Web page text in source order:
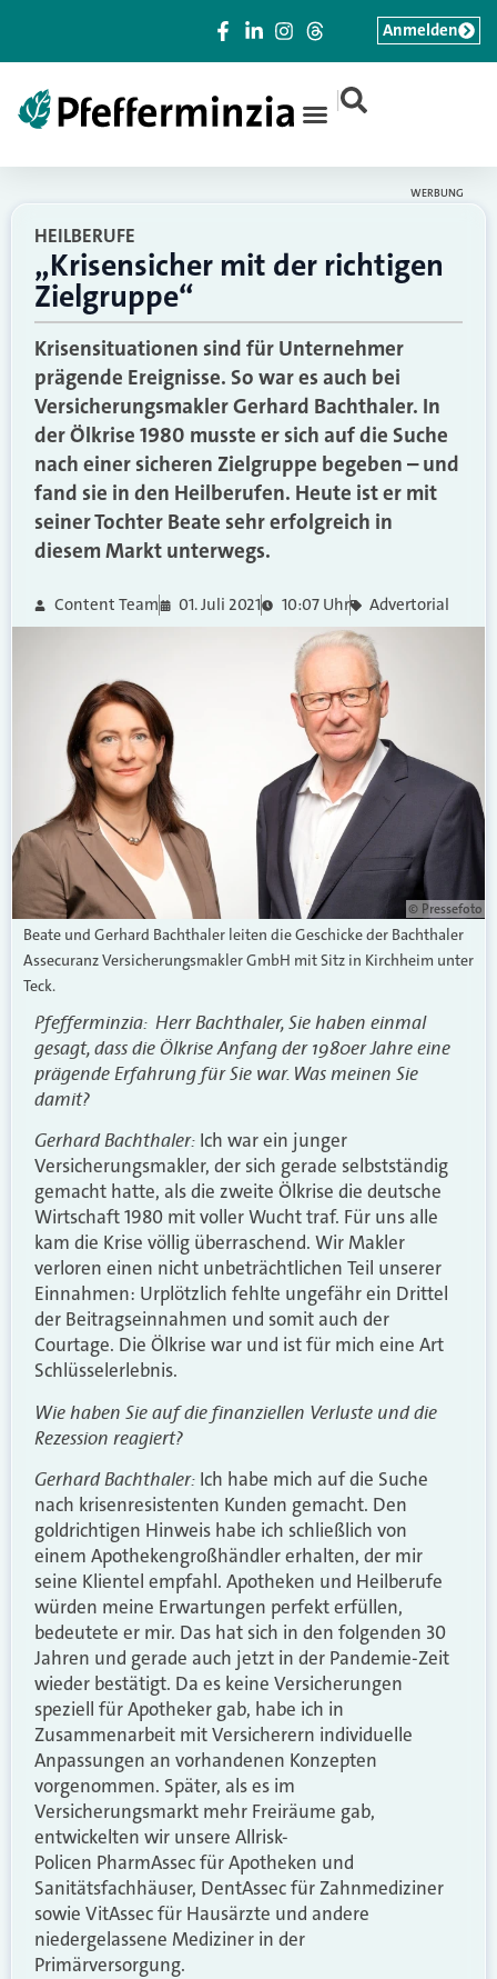
|
Anmelden
WERBUNG
HEILBERUFE
„Krisensicher mit der richtigen
Zielgruppe“
Krisensituationen sind für Unternehmer
prägende Ereignisse. So war es auch bei
Versicherungsmakler Gerhard Bachthaler. In
der Ölkrise 1980 musste er sich auf die Suche
nach einer sicheren Zielgruppe begeben – und
fand sie in den Heilberufen. Heute ist er mit
seiner Tochter Beate sehr erfolgreich in
diesem Markt unterwegs.
Content Team 01. Juli 2021 10:07 Uhr Advertorial
© Pressefoto
Beate und Gerhard Bachthaler leiten die Geschicke der Bachthaler
Assecuranz Versicherungsmakler GmbH mit Sitz in Kirchheim unter
Teck.
Pfefferminzia: Herr Bachthaler, Sie haben einmal
gesagt, dass die Ölkrise Anfang der 1980er Jahre eine
prägende Erfahrung für Sie war. Was meinen Sie
damit?
Gerhard Bachthaler: Ich war ein junger
Versicherungsmakler, der sich gerade selbstständig
gemacht hatte, als die zweite Ölkrise die deutsche
Wirtschaft 1980 mit voller Wucht traf. Für uns alle
kam die Krise völlig überraschend. Wir Makler
verloren einen nicht unbeträchtlichen Teil unserer
Einnahmen: Urplötzlich fehlte ungefähr ein Drittel
der Beitragseinnahmen und somit auch der
Courtage. Die Ölkrise war und ist für mich eine Art
Schlüsselerlebnis.
Wie haben Sie auf die finanziellen Verluste und die
Rezession reagiert?
Gerhard Bachthaler: Ich habe mich auf die Suche
nach krisenresistenten Kunden gemacht. Den
goldrichtigen Hinweis habe ich schließlich von
einem Apothekengroßhändler erhalten, der mir
seine Klientel empfahl. Apotheken und Heilberufe
würden meine Erwartungen perfekt erfüllen,
bedeutete er mir. Das hat sich in den folgenden 30
Jahren und gerade auch jetzt in der Pandemie-Zeit
wieder bestätigt. Da es keine Versicherungen
speziell für Apotheker gab, habe ich in
Zusammenarbeit mit Versicherern individuelle
Anpassungen an vorhandenen Konzepten
vorgenommen. Später, als es im
Versicherungsmarkt mehr Freiräume gab,
entwickelten wir unsere Allrisk-
Policen PharmAssec für Apotheken und
Sanitätsfachhäuser, DentAssec für Zahnmediziner
sowie VitAssec für Hausärzte und andere
niedergelassene Mediziner in der
Primärversorgung.